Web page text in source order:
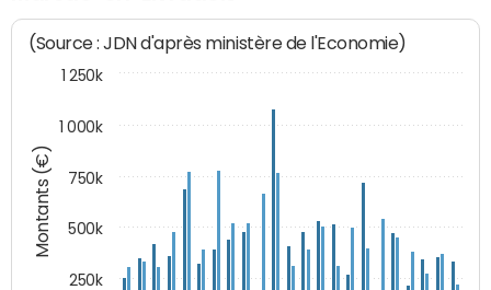
Montants (€)
(Source : JDN d'après ministère de l'Economie)
250k
500k
750k
1 000k
1 250k